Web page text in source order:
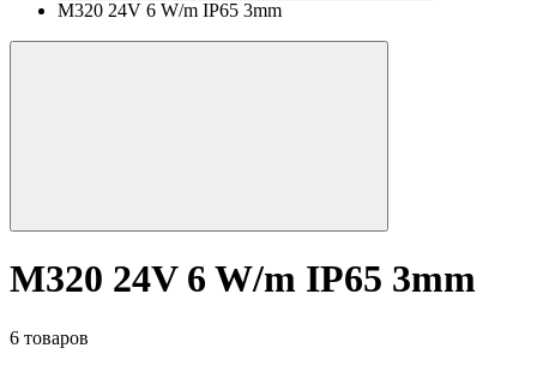
M320 24V 6 W/m IP65 3mm
M320 24V 6 W/m IP65 3mm
6 товаров